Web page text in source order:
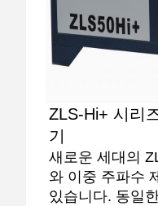
ZLS-Hi+ 시리
기
새로운 세대의
와 이중 주파수
있습니다. 동일